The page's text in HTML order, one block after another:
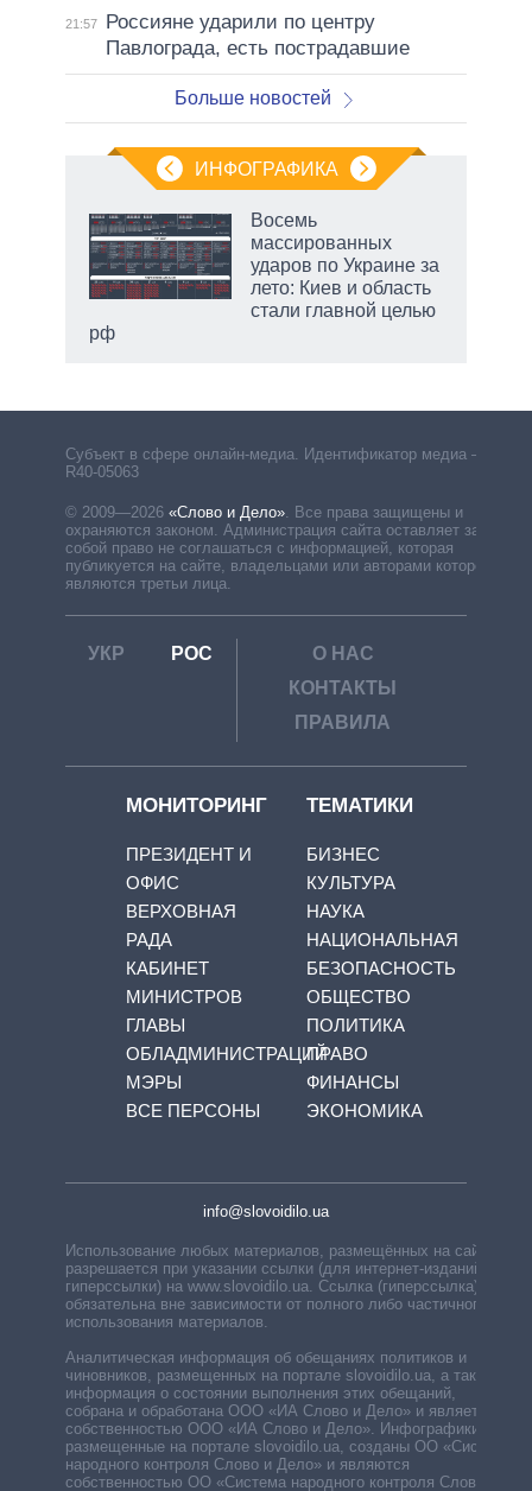
21:57
Россияне ударили по центру
Павлограда, есть пострадавшие
Больше новостей
ИНФОГРАФИКА
Восемь
массированных
ударов по Украине за
лето: Киев и область
стали главной целью
рф
Субъект в сфере онлайн-медиа. Идентификатор медиа –
R40-05063
© 2009—2026 «Слово и Дело». Все права защищены и
охраняются законом. Администрация сайта оставляет за
собой право не соглашаться с информацией, которая
публикуется на сайте, владельцами или авторами которой
являются третьи лица.
УКР РОС
О НАС
КОНТАКТЫ
ПРАВИЛА
МОНИТОРИНГ
ПРЕЗИДЕНТ И
ОФИС
ВЕРХОВНАЯ
РАДА
КАБИНЕТ
МИНИСТРОВ
ГЛАВЫ
ОБЛАДМИНИСТРАЦИЙ
МЭРЫ
ВСЕ ПЕРСОНЫ
ТЕМАТИКИ
БИЗНЕС
КУЛЬТУРА
НАУКА
НАЦИОНАЛЬНАЯ
БЕЗОПАСНОСТЬ
ОБЩЕСТВО
ПОЛИТИКА
ПРАВО
ФИНАНСЫ
ЭКОНОМИКА
info@slovoidilo.ua
Использование любых материалов, размещённых на сайте,
разрешается при указании ссылки (для интернет-изданий —
гиперссылки) на www.slovoidilo.ua. Ссылка (гиперссылка)
обязательна вне зависимости от полного либо частичного
использования материалов.
Аналитическая информация об обещаниях политиков и
чиновников, размещенных на портале slovoidilo.ua, а также
информация о состоянии выполнения этих обещаний,
собрана и обработана ООО «ИА Слово и Дело» и является
собственностью ООО «ИА Слово и Дело». Инфографики,
размещенные на портале slovoidilo.ua, созданы ОО «Система
народного контроля Слово и Дело» и являются
собственностью ОО «Система народного контроля Слово и